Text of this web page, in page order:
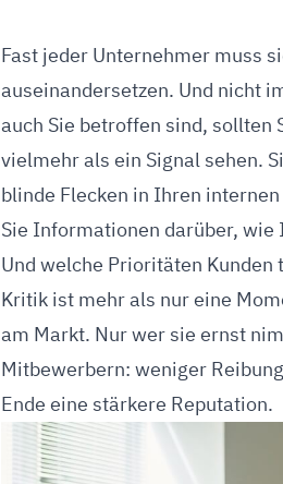
Bewertungen
Fast jeder Unternehmer muss
auseinandersetzen. Und nicht
auch Sie betroffen sind, sollten
vielmehr als ein Signal sehen.
blinde Flecken in Ihren
Sie Informationen darüber,
Und welche Prioritäten Kunden
Kritik ist mehr als nur eine
am Markt. Nur wer sie ernst
Mitbewerbern: weniger
Ende eine stärkere Reputation.